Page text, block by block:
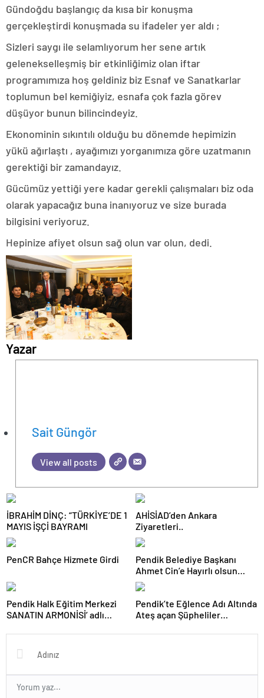
Gündoğdu başlangıç da kısa bir konuşma
gerçekleştirdi konuşmada su ifadeler yer aldı ;
Sizleri saygı ile selamlıyorum her sene artık
gelenekselleşmiş bir etkinliğimiz olan iftar
programımıza hoş geldiniz biz Esnaf ve Sanatkarlar
toplumun bel kemiğiyiz, esnafa çok fazla görev
düşüyor bunun bilincindeyiz.
Ekonominin sıkıntılı olduğu bu dönemde hepimizin
yükü ağırlaştı , ayağımızı yorganımıza göre uzatmanın
gerektiği bir zamandayız.
Gücümüz yettiği yere kadar gerekli çalışmaları biz oda
olarak yapacağız buna inanıyoruz ve size burada
bilgisini veriyoruz.
Hepinize afiyet olsun sağ olun var olun, dedi.
Yazar
Sait Güngör
View all posts
İBRAHİM DİNÇ: “TÜRKİYE’DE 1
MAYIS İŞÇİ BAYRAMI
AHİSİAD’den Ankara
Ziyaretleri..
PenCR Bahçe Hizmete Girdi
Pendik Belediye Başkanı
Ahmet Cin’e Hayırlı olsun
Ziyaretleri Sürüyor
Pendik Halk Eğitim Merkezi
SANATIN ARMONİSİ’ adlı
buluşturdu
Pendik’te Eğlence Adı Altında
Ateş açan Şüpheliler